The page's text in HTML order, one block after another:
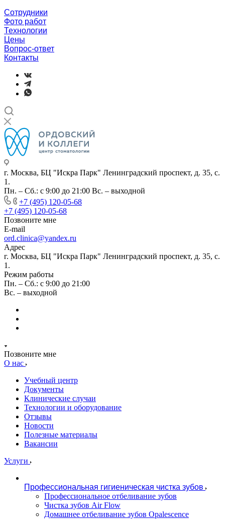
Сотрудники
Фото работ
Технологии
Цены
Вопрос-ответ
Контакты
г. Москва, БЦ "Искра Парк" Ленинградский проспект, д. 35, с.
1.
Пн. – Сб.: с 9:00 до 21:00 Вс. – выходной
+7 (495) 120-05-68
+7 (495) 120-05-68
Позвоните мне
E-mail
ord.clinica@yandex.ru
Адрес
г. Москва, БЦ "Искра Парк" Ленинградский проспект, д. 35, с.
1.
Режим работы
Пн. – Сб.: с 9:00 до 21:00
Вс. – выходной
Позвоните мне
О нас
Учебный центр
Документы
Клинические случаи
Технологии и оборудование
Отзывы
Новости
Полезные материалы
Вакансии
Услуги
Профессиональная гигиеническая чистка зубов
Профессиональное отбеливание зубов
Чистка зубов Air Flow
Домашнее отбеливание зубов Opalescence